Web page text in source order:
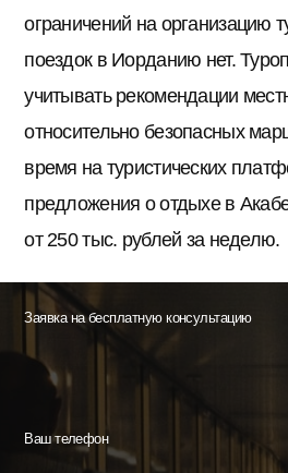
ограничений на организацию
поездок в Иорданию нет.
учитывать рекомендации
относительно безопасных
время на туристических
предложения о отдыхе в
от 250 тыс. рублей за неделю.
Заявка на бесплатную консультацию
Ваш телефон